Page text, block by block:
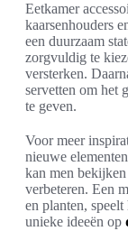
Eetkamer
kaarsenhouders
een duurzaam
zorgvuldig te
versterken.
servetten om het
te geven.
Voor meer
nieuwe
kan men bekijken
verbeteren. Een
en planten,
unieke ideeën op